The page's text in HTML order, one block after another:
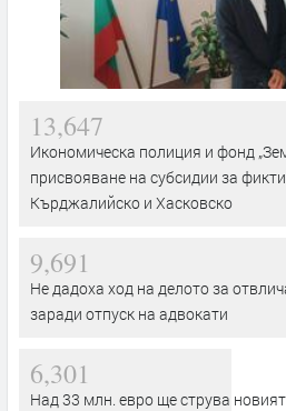
13,647
Икономическа полиция и фонд
присвояване на субсидии за
Кърджалийско и Хасковско
9,691
Не дадоха ход на делото за
заради отпуск на адвокати
6,301
Над 33 млн. евро ще струва